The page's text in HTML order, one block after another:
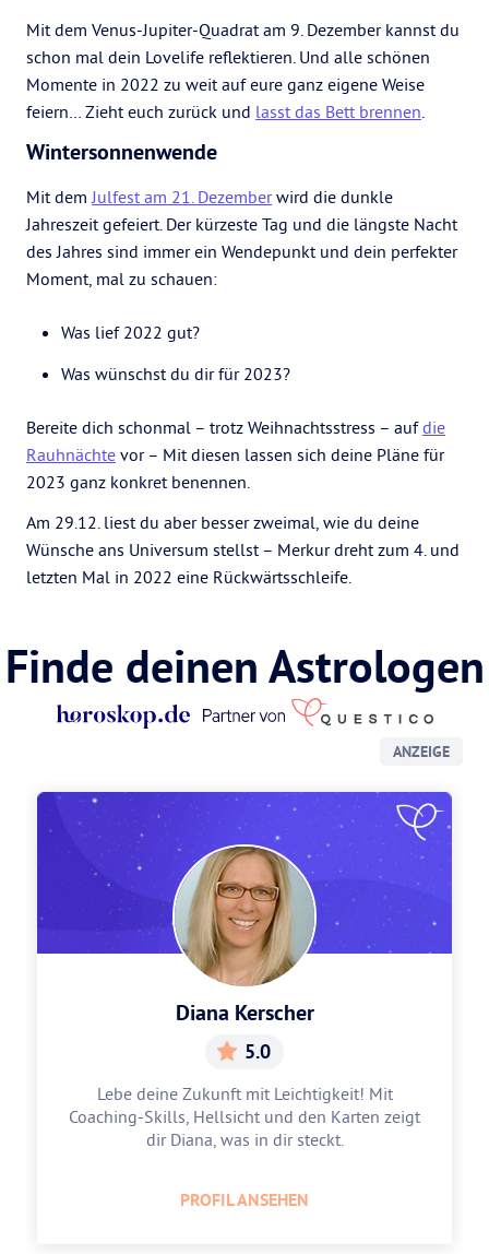
Mit dem Venus-Jupiter-Quadrat am 9. Dezember kannst du
schon mal dein Lovelife reflektieren. Und alle schönen
Momente in 2022 zu weit auf eure ganz eigene Weise
feiern… Zieht euch zurück und lasst das Bett brennen.
Wintersonnenwende
Mit demJulfest am 21. Dezemberwird die dunkle
Jahreszeit gefeiert. Der kürzeste Tag und die längste Nacht
des Jahres sind immer ein Wendepunkt und dein perfekter
Moment, mal zu schauen:
Was lief 2022 gut?
Was wünschst du dir für 2023?
Bereite dich schonmal – trotz Weihnachtsstress – aufdie
Rauhnächte vor – Mit diesen lassen sich deine Pläne für
2023 ganz konkret benennen.
Am 29.12. liest du aber besser zweimal, wie du deine
Wünsche ans Universum stellst – Merkur dreht zum 4. und
letzten Mal in 2022 eine Rückwärtsschleife.
Finde deinen Astrologen
ANZEIGE
Diana Kerscher
5.0
Lebe deine Zukunft mit Leichtigkeit! Mit
Coaching-Skills, Hellsicht und den Karten zeigt
dir Diana, was in dir steckt.
PROFIL ANSEHEN